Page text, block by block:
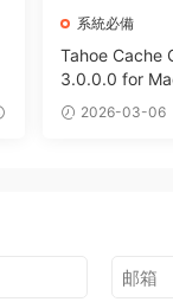
系統必備
Tahoe Cache
3.0.0.0 for
hoe系統優化防
件
2026-03-06